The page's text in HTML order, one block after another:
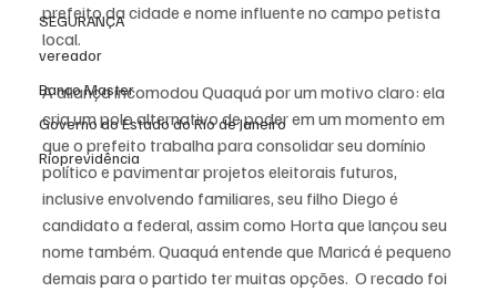
SEGURANÇA
vereador
Banco Master
Governo do Estado do Rio de Janeiro
Rioprevidência
prefeito da cidade e nome influente no campo petista
local.
A aliança incomodou Quaquá por um motivo claro: ela
cria um polo alternativo de poder em um momento em
que o prefeito trabalha para consolidar seu domínio
político e pavimentar projetos eleitorais futuros,
inclusive envolvendo familiares, seu filho Diego é
candidato a federal, assim como Horta que lançou seu
nome também. Quaquá entende que Maricá é pequeno
demais para o partido ter muitas opções.  O recado foi